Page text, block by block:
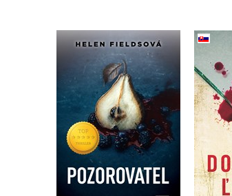
Pozorovatel
Helen Fieldsová
Do košíku
469 Kč
375 Kč